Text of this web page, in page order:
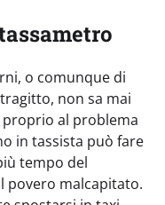
o comunque di
non sa mai
proprio al problema
in tassista può fare
tempo del
povero malcapitato.